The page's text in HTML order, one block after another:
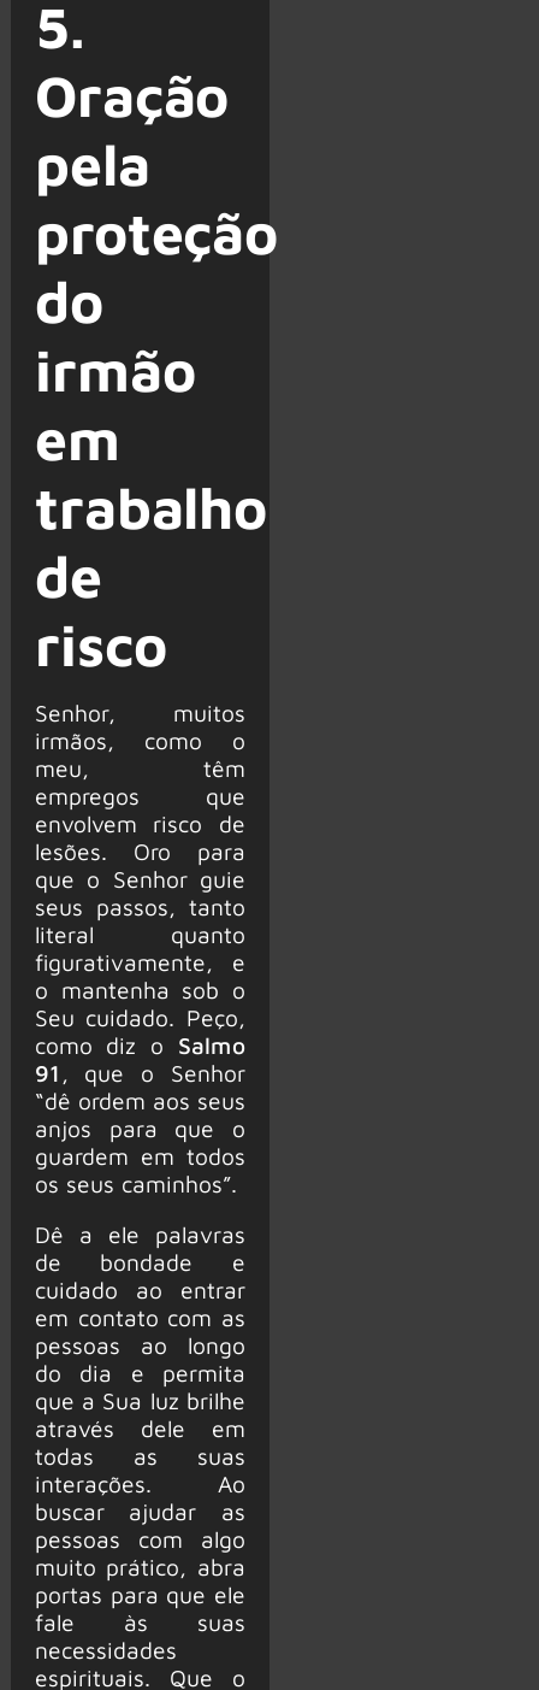
5.
Oração
pela
proteção
do
irmão
em
trabalho
de
risco
Senhor, muitos
irmãos, como o
meu, têm
empregos que
envolvem risco de
lesões. Oro para
que o Senhor guie
seus passos, tanto
literal quanto
figurativamente, e
o mantenha sob o
Seu cuidado. Peço,
como diz o Salmo
91 , que o Senhor
“dê ordem aos seus
anjos para que o
guardem em todos
os seus caminhos”.
Dê a ele palavras
de bondade e
cuidado ao entrar
em contato com as
pessoas ao longo
do dia e permita
que a Sua luz brilhe
através dele em
todas as suas
interações. Ao
buscar ajudar as
pessoas com algo
muito prático, abra
portas para que ele
fale às suas
necessidades
espirituais. Que o